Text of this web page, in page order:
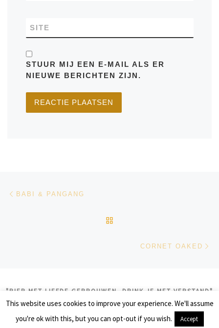
SITE
STUUR MIJ EEN E-MAIL ALS ER
NIEUWE BERICHTEN ZIJN.
Bericht navigatie
BABI & PANGANG
CORNET OAKED
"BIER MET LIEFDE GEBROUWEN, DRINK JE MET VERSTAND"
© 2026biercolumns– Alle rechten voorbehouden
This website uses cookies to improve your experience. We'll assume
you're ok with this, but you can opt-out if you wish.
Accept